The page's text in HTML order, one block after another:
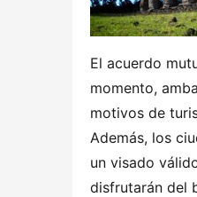
El acuerdo
momento,
motivos de
Además, los
un visado
disfrutarán del